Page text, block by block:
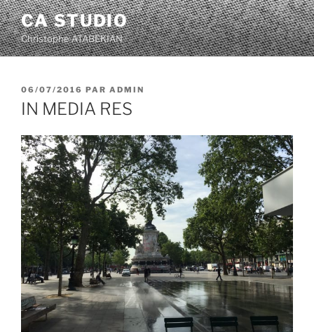
Aller
au
contenu
principal
CA STUDIO
Christophe ATABEKIAN
PUBLIÉ
LE
06/07/2016 PAR ADMIN
IN MEDIA RES